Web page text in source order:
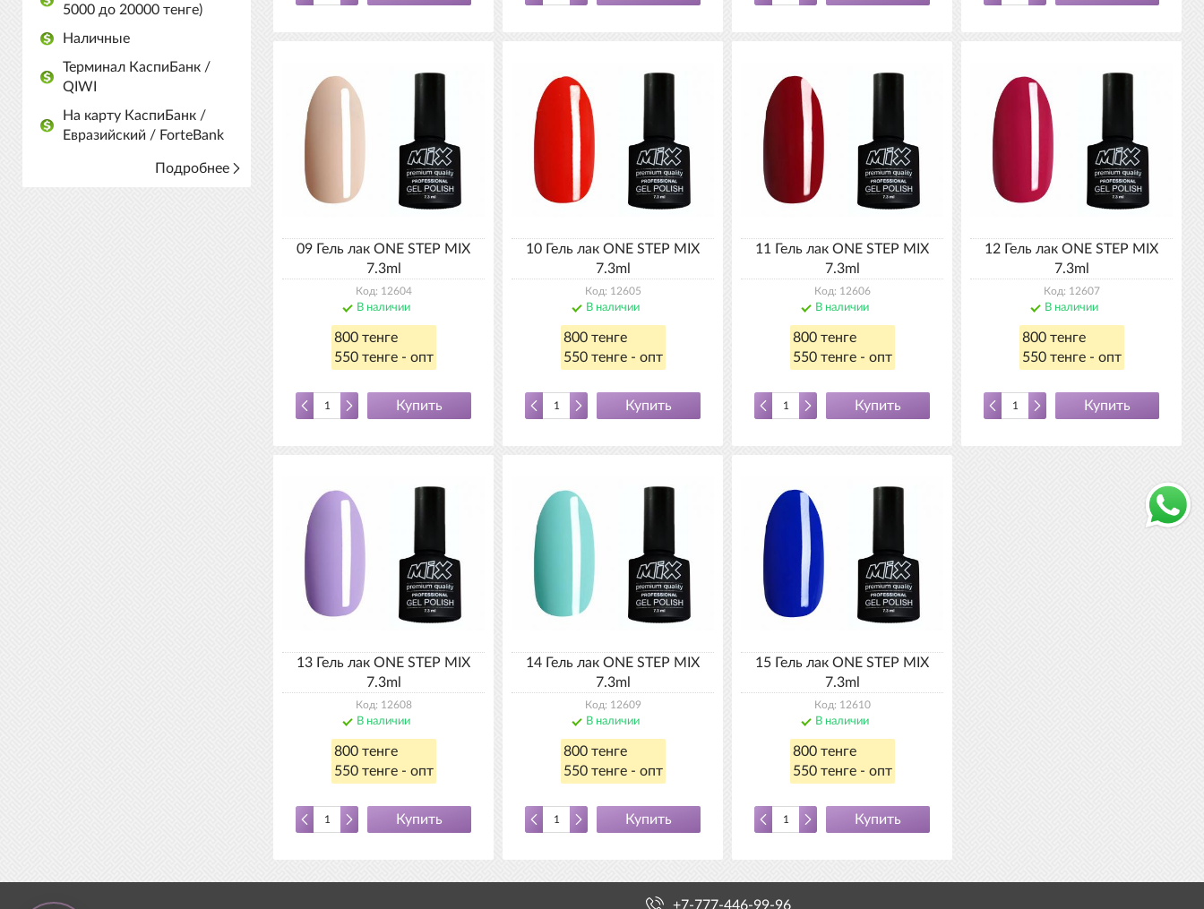
5000 до 20000 тенге)
Наличные
Терминал КаспиБанк /
QIWI
На карту КаспиБанк /
Евразийский / ForteBank
Подробнее
09 Гель лак ONE STEP MIX
7.3ml
Код: 12604
В наличии
800 тенге
550 тенге - опт
Купить
10 Гель лак ONE STEP MIX
7.3ml
Код: 12605
В наличии
800 тенге
550 тенге - опт
Купить
11 Гель лак ONE STEP MIX
7.3ml
Код: 12606
В наличии
800 тенге
550 тенге - опт
Купить
12 Гель лак ONE STEP MIX
7.3ml
Код: 12607
В наличии
800 тенге
550 тенге - опт
Купить
13 Гель лак ONE STEP MIX
7.3ml
Код: 12608
В наличии
800 тенге
550 тенге - опт
Купить
14 Гель лак ONE STEP MIX
7.3ml
Код: 12609
В наличии
800 тенге
550 тенге - опт
Купить
15 Гель лак ONE STEP MIX
7.3ml
Код: 12610
В наличии
800 тенге
550 тенге - опт
Купить
+7-777-446-99-96